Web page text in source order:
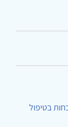
בטיפול